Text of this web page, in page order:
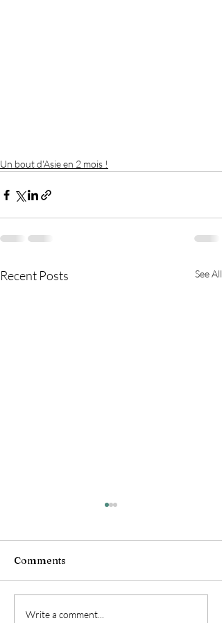
Un bout d'Asie en 2 mois !
Recent Posts See All
Birmanie !
Comments
Write a comment...